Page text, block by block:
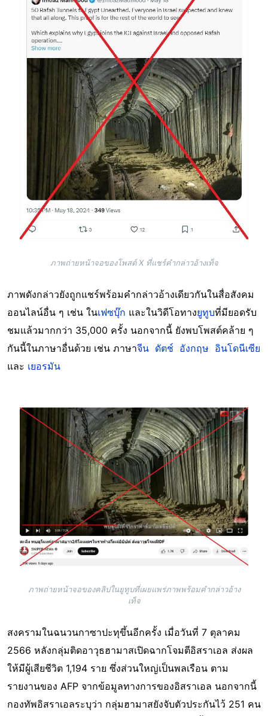
ภาพถ่ายหน้าจอของโพสต์ X ที่แชร์คำกล่าวอ้างเท็จ
ภาพดังกล่าวยังถูกแชร์พร้อมคำกล่าวอ้างเดียวกันในสื่อสังคม
ออนไลน์อื่น ๆ เช่น ในเฟซบุ๊ก และในวิดีโอทางยูทูบที่มียอดรับ
ชมแล้วมากกว่า 35,000 ครั้ง นอกจากนี้ ยังพบโพสต์คล้าย ๆ
กันนี้ในภาษาอื่นด้วย เช่น ภาษาจีน ดัตช์ อังกฤษ อินโดนีเซีย
และ เยอรมัน
Image
ภาพถ่ายหน้าจอของคลิปในยูทูบที่เผยแพร่ภาพพร้อมคำกล่าวอ้าง
เท็จ
สงครามในฉนวนกาซาปะทุขึ้นอีกครั้ง เมื่อวันที่ 7 ตุลาคม
2566 หลังกลุ่มติดอาวุธฮามาสเปิดฉากโจมตีอิสราเอล ส่งผล
ให้มีผู้เสียชีวิต 1,194 ราย ซึ่งส่วนใหญ่เป็นพลเรือน ตาม
รายงานของ AFP จากข้อมูลทางการของอิสราเอล นอกจากนี้
กองทัพอิสราเอลระบุว่า กลุ่มฮามาสยังจับตัวประกันไว้ 251 คน